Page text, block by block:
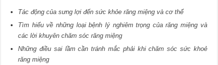
Tác động của sưng lợi đến sức khỏe răng miệng và cơ thể
Tìm hiểu về những loại bệnh lý nghiêm trọng của răng miệng và
các lời khuyên chăm sóc răng miệng
Những điều sai lầm cần tránh mắc phải khi chăm sóc sức khoẻ
răng miệng